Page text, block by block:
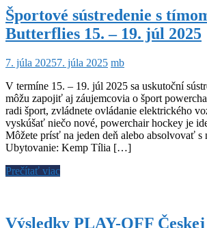
Športové sústredenie s
Butterflies 15. – 19. júl 2025
7. júla 20257. júla 2025 mb
V termíne 15. – 19. júl 2025 sa uskutoční
môžu zapojiť aj záujemcovia o šport
radi šport, zvládnete ovládanie elektrického
vyskúšať niečo nové, powerchair hockey je
Môžete prísť na jeden deň alebo absolvovať s
Ubytovanie: Kemp Tília […]
Prečítať viac
Výsledky PLAY-OFF